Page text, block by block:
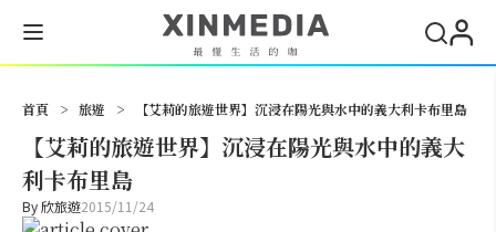
首頁 > 旅遊 > 【艾莉的旅遊世界】沉浸在陽光與水中的義大利卡布里島
【艾莉的旅遊世界】沉浸在陽光與水中的義大
利卡布里島
By欣旅遊2015/11/24